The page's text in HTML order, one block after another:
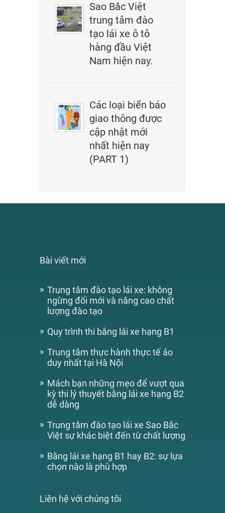
Sao Bắc Việt
trung tâm đào
tạo lái xe ô tô
hàng đầu Việt
Nam hiện nay.
Các loại biển báo
giao thông được
cập nhật mới
nhất hiện nay
(PART 1)
Bài viết mới
Trung tâm đào tạo lái xe: không
ngừng đổi mới và nâng cao chất
lượng đào tạo
Quy trình thi bằng lái xe hạng B1
Trung tâm thực hành thực tế ảo
duy nhất tại Hà Nội
Mách bạn những mẹo để vượt qua
kỳ thi lý thuyết bằng lái xe hạng B2
dễ dàng
Trung tâm đào tạo lái xe Sao Bắc
Việt sự khác biệt đến từ chất lượng
Bằng lái xe hạng B1 hay B2: sự lựa
chọn nào là phù hợp
Liên hệ với chúng tôi